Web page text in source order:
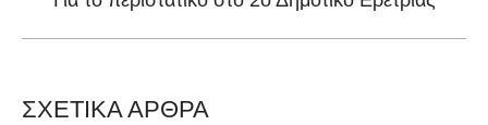
ΣΧΕΤΙΚΑ ΑΡΘΡΑ